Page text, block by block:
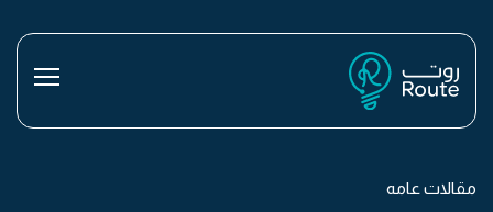
مقالات عامه